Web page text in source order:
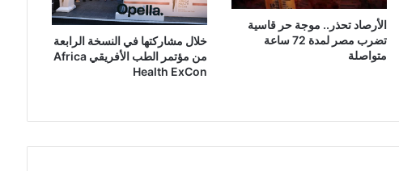
الأرصاد تحذر.. موجة حر قاسية
تضرب مصر لمدة 72 ساعة
متواصلة
خلال مشاركتها في النسخة الرابعة
من مؤتمر الطب الأفريقي Africa
Health ExCon